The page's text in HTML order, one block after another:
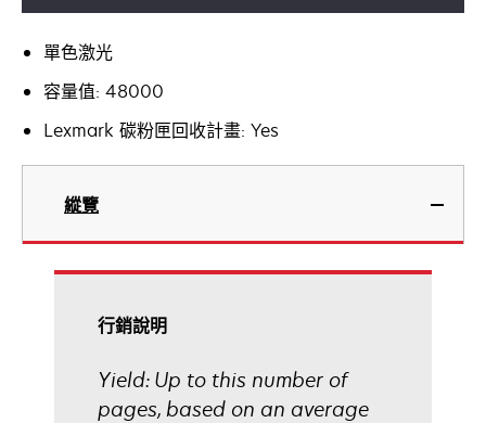
單色激光
容量值: 48000
Lexmark 碳粉匣回收計畫: Yes
縱覽
行銷說明
Yield: Up to this number of
pages, based on an average